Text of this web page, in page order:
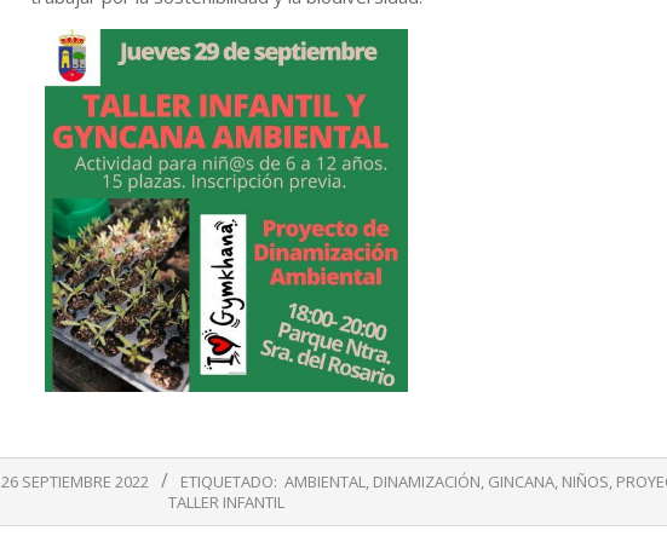
26 SEPTIEMBRE 2022 ETIQUETADO: AMBIENTAL, DINAMIZACIÓN, GINCANA, NIÑOS,
TALLER INFANTIL